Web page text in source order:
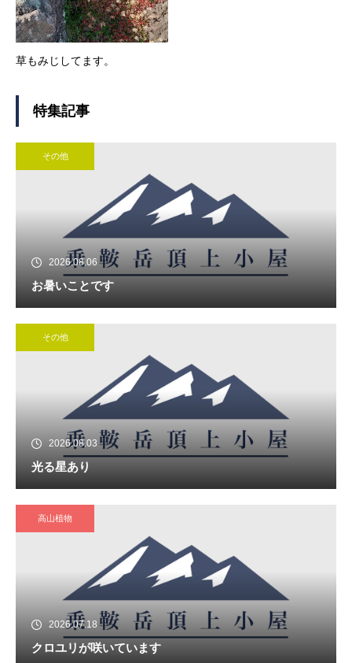
草もみじしてます。
特集記事
その他
2026.08.06
お暑いことです
その他
2026.08.03
光る星あり
高山植物
2026.07.18
クロユリが咲いています